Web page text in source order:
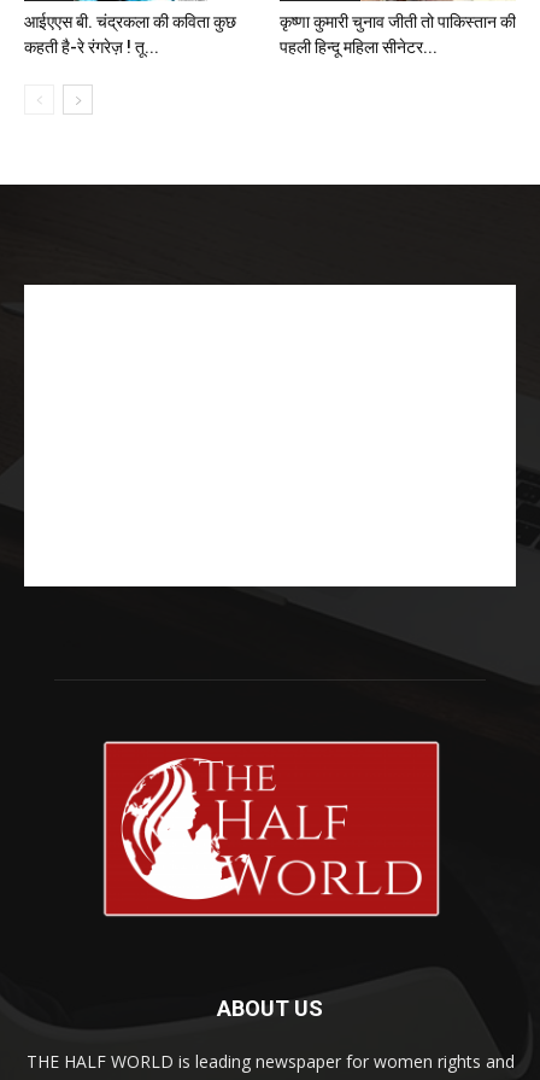
आईएएस बी. चंद्रकला की कविता कुछ
कहती है-रे रंगरेज़ ! तू...
कृष्णा कुमारी चुनाव जीती तो पाकिस्तान की
पहली हिन्दू महिला सीनेटर...
ABOUT US
THE HALF WORLD is leading newspaper for women rights and